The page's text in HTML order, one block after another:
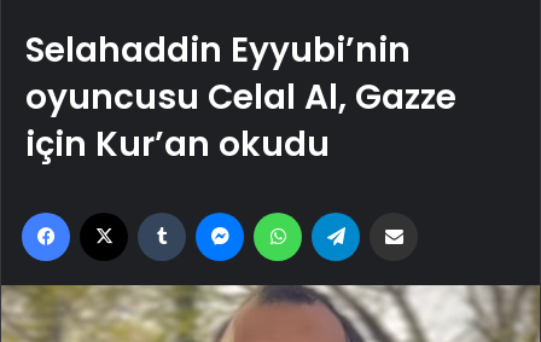
Selahaddin Eyyubi’nin
oyuncusu Celal Al, Gazze
için Kur’an okudu
Facebook Tumblr MessengerWhatsApp